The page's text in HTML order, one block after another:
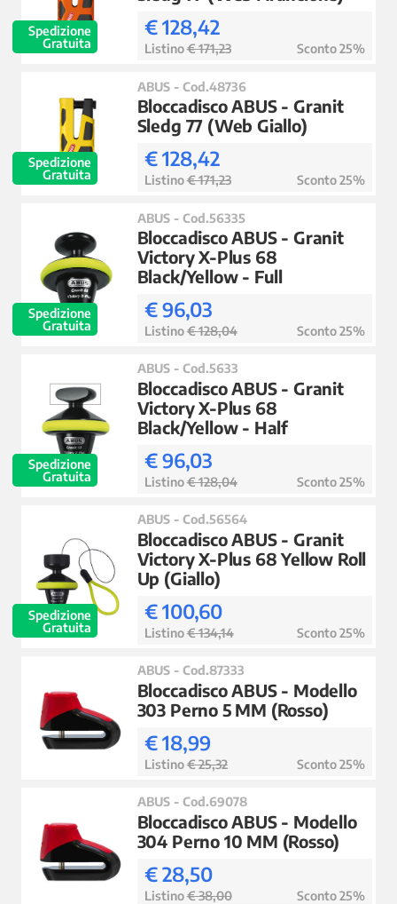
Spedizione
Gratuita
€ 128,42
Listino€ 171,23 Sconto 25%
Spedizione
Gratuita
ABUS - Cod.48736
Bloccadisco ABUS - Granit
Sledg 77 (Web Giallo)
€ 128,42
Listino€ 171,23 Sconto 25%
Spedizione
Gratuita
ABUS - Cod.56335
Bloccadisco ABUS - Granit
Victory X-Plus 68
Black/Yellow - Full
€ 96,03
Listino€ 128,04 Sconto 25%
Spedizione
Gratuita
ABUS - Cod.5633
Bloccadisco ABUS - Granit
Victory X-Plus 68
Black/Yellow - Half
€ 96,03
Listino€ 128,04 Sconto 25%
Spedizione
Gratuita
ABUS - Cod.56564
Bloccadisco ABUS - Granit
Victory X-Plus 68 Yellow Roll
Up (Giallo)
€ 100,60
Listino€ 134,14 Sconto 25%
ABUS - Cod.87333
Bloccadisco ABUS - Modello
303 Perno 5 MM (Rosso)
€ 18,99
Listino€ 25,32 Sconto 25%
ABUS - Cod.69078
Bloccadisco ABUS - Modello
304 Perno 10 MM (Rosso)
€ 28,50
Listino€ 38,00 Sconto 25%